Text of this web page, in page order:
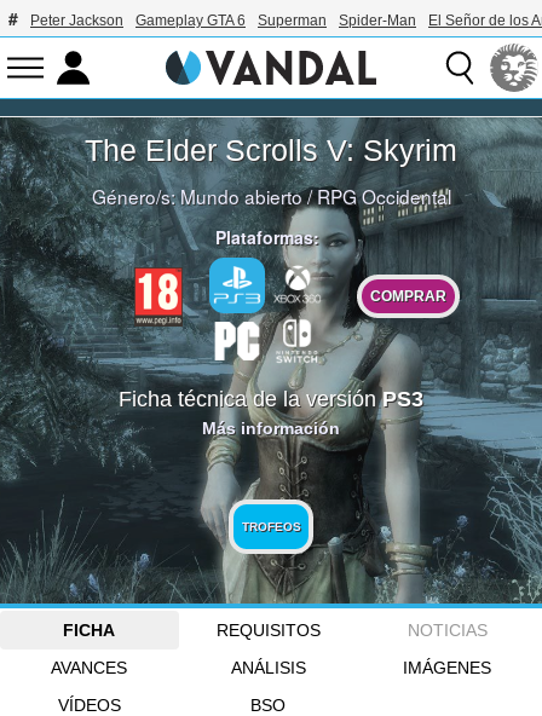
Peter Jackson Gameplay GTA 6 Superman Spider-Man El Señor de los
The Elder Scrolls V: Skyrim
Género/s:Mundo abierto/RPG Occidental
Plataformas:
COMPRAR
Ficha técnica de la versiónPS3
Más información
TROFEOS
FICHA REQUISITOS
NOTICIAS
AVANCES
ANÁLISIS
IMÁGENES
VÍDEOS
BSO